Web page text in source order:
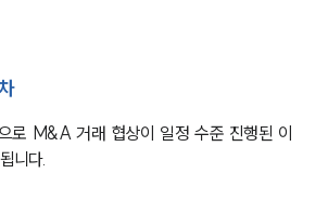
로 M&A 거래 협상이 일정 수준 진행된 이
니다.